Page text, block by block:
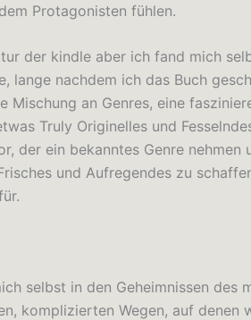
Protagonisten fühlen.
der kindle aber ich fand mich
lange nachdem ich das Buch
an Genres, eine
Truly Originelles und
der ein bekanntes Genre nehmen
und Aufregendes zu
selbst in den Geheimnissen des
komplizierten Wegen, auf denen